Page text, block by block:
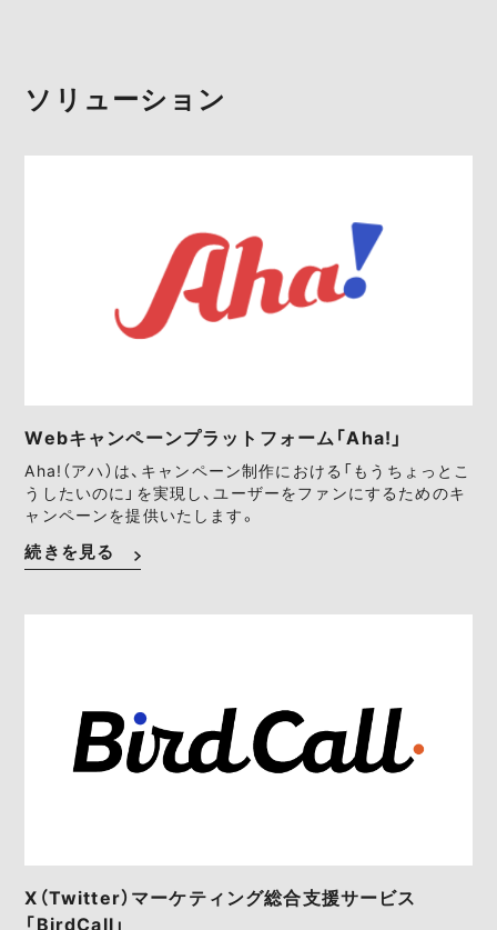
ソリューション
Webキャンペーンプラットフォーム「Aha!」
Aha!（アハ）は、キャンペーン制作における「もうちょっとこ
うしたいのに」を実現し、ユーザーをファンにするためのキ
ャンペーンを提供いたします。
続きを見る
X（Twitter）マーケティング総合支援サービス
「BirdCall」